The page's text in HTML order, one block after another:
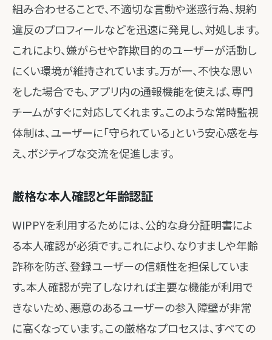
組み合わせることで、不適切な言動や迷惑行為、規約
違反のプロフィールなどを迅速に発見し、対処します。
これにより、嫌がらせや詐欺目的のユーザーが活動し
にくい環境が維持されています。万が一、不快な思い
をした場合でも、アプリ内の通報機能を使えば、専門
チームがすぐに対応してくれます。このような常時監視
体制は、ユーザーに「守られている」という安心感を与
え、ポジティブな交流を促進します。
厳格な本人確認と年齢認証
WIPPYを利用するためには、公的な身分証明書によ
る本人確認が必須です。これにより、なりすましや年齢
詐称を防ぎ、登録ユーザーの信頼性を担保していま
す。本人確認が完了しなければ主要な機能が利用で
きないため、悪意のあるユーザーの参入障壁が非常
に高くなっています。この厳格なプロセスは、すべての